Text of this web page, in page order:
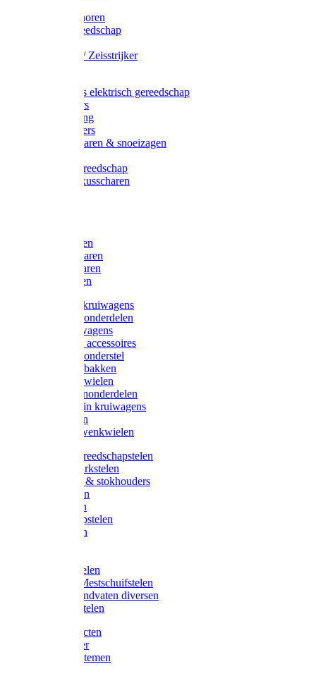
Zeis toebehoren
Baggergereedschap
Wetstenen / Zeisstrijker
Accessoires elektrisch gereedschap
Grasmaaiers
Tuinreiniging
Robotmaaiers
Heggenscharen & snoeizagen
Klussen gereedschap
Gras & buxusscharen
Snoeischaren
Heggenscharen
Takkenscharen
Snoeimessen
Landbouwkruiwagens
Kruiwagenonderdelen
Bouwkruiwagens
Kruiwagen accessoires
Kruiwagenonderstel
Kruiwagenbakken
Kruiwagenwielen
Steekwagenonderdelen
Huis en Tuin kruiwagens
Steekwagen
Bok- en Zwenkwielen
Overige gereedschapstelen
Bezem-/Harkstelen
Handvaten & stokhouders
Hamerstelen
Spadestelen
Graanschopstelen
Schopstelen
Gardena stelen
Sneeuw- /Mestschuifstelen
Stelen / Handvaten diversen
Telescoopstelen
Tuin producten
Fruitplukker
Ophangsystemen